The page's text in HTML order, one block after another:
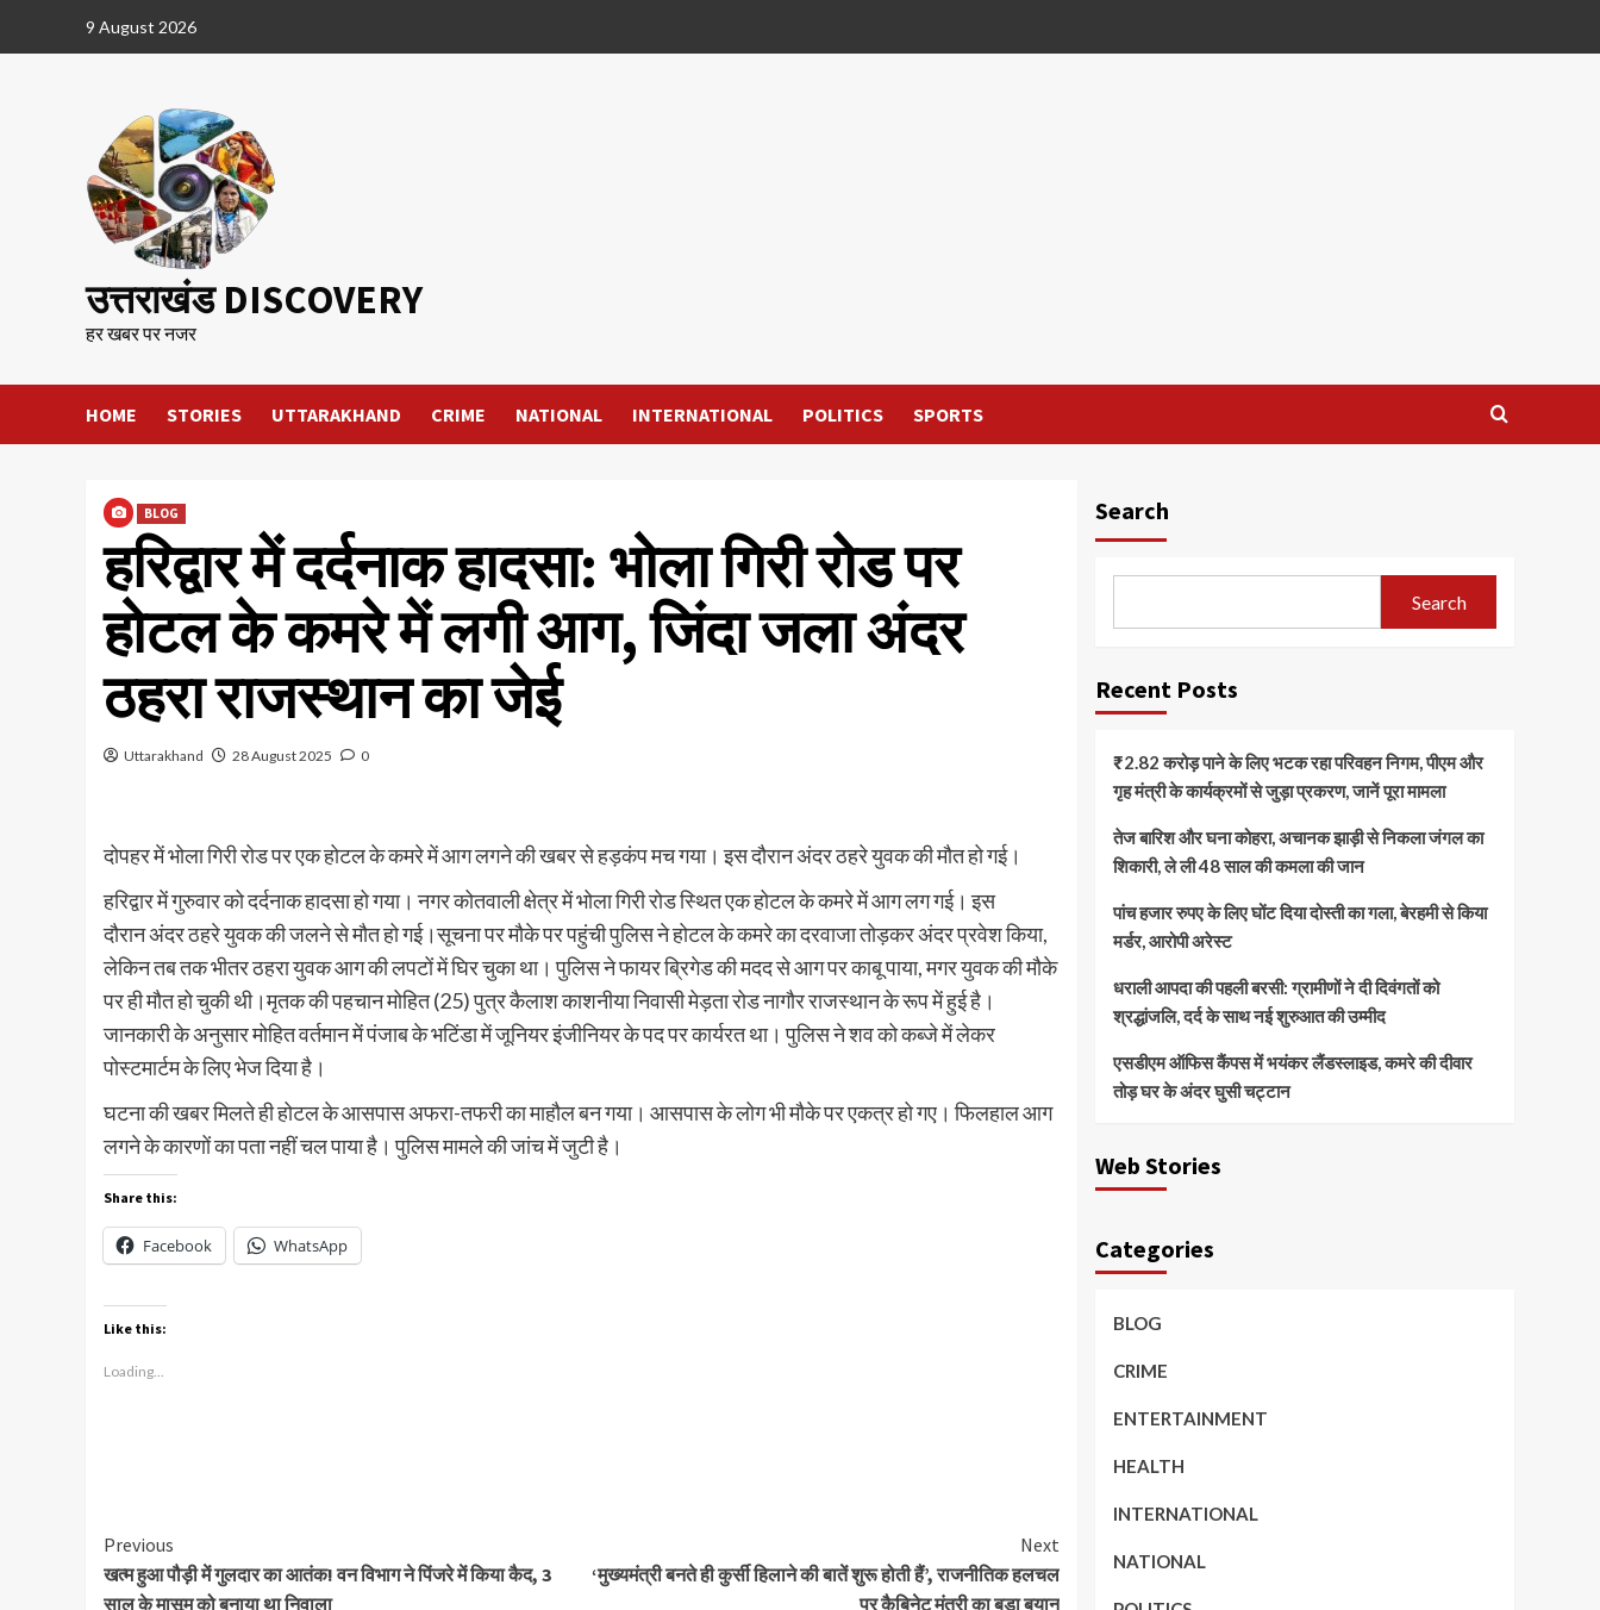
9 August 2026
उत्तराखंड DISCOVERY
हर खबर पर नजर
HOME STORIES UTTARAKHAND CRIME NATIONAL INTERNATIONAL POLITICS SPORTS
BLOG
हरिद्वार में दर्दनाक हादसा: भोला गिरी रोड पर
होटल के कमरे में लगी आग, जिंदा जला अंदर
ठहरा राजस्थान का जेई
Uttarakhand 28 August 2025 0
दोपहर में भोला गिरी रोड पर एक होटल के कमरे में आग लगने की खबर से हड़कंप मच गया। इस दौरान अंदर ठहरे युवक की मौत हो गई।
हरिद्वार में गुरुवार को दर्दनाक हादसा हो गया। नगर कोतवाली क्षेत्र में भोला गिरी रोड स्थित एक होटल के कमरे में आग लग गई। इस
दौरान अंदर ठहरे युवक की जलने से मौत हो गई।सूचना पर मौके पर पहुंची पुलिस ने होटल के कमरे का दरवाजा तोड़कर अंदर प्रवेश किया,
लेकिन तब तक भीतर ठहरा युवक आग की लपटों में घिर चुका था। पुलिस ने फायर ब्रिगेड की मदद से आग पर काबू पाया, मगर युवक की मौके
पर ही मौत हो चुकी थी।मृतक की पहचान मोहित (25) पुत्र कैलाश काशनीया निवासी मेड़ता रोड नागौर राजस्थान के रूप में हुई है।
जानकारी के अनुसार मोहित वर्तमान में पंजाब के भटिंडा में जूनियर इंजीनियर के पद पर कार्यरत था। पुलिस ने शव को कब्जे में लेकर
पोस्टमार्टम के लिए भेज दिया है।
घटना की खबर मिलते ही होटल के आसपास अफरा-तफरी का माहौल बन गया। आसपास के लोग भी मौके पर एकत्र हो गए। फिलहाल आग
लगने के कारणों का पता नहीं चल पाया है। पुलिस मामले की जांच में जुटी है।
Share this:
Facebook WhatsApp
Like this:
Loading...
Continue
Reading
Previous
खत्म हुआ पौड़ी में गुलदार का आतंक! वन विभाग ने पिंजरे में किया कैद, 3
साल के मासूम को बनाया था निवाला
Next
‘मुख्यमंत्री बनते ही कुर्सी हिलाने की बातें शुरू होती हैं’, राजनीतिक हलचल
पर कैबिनेट मंत्री का बड़ा बयान
Search
Search
Recent Posts
₹2.82 करोड़ पाने के लिए भटक रहा परिवहन निगम, पीएम और
गृह मंत्री के कार्यक्रमों से जुड़ा प्रकरण, जानें पूरा मामला
तेज बारिश और घना कोहरा, अचानक झाड़ी से निकला जंगल का
शिकारी, ले ली 48 साल की कमला की जान
पांच हजार रुपए के लिए घोंट दिया दोस्ती का गला, बेरहमी से किया
मर्डर, आरोपी अरेस्ट
धराली आपदा की पहली बरसी: ग्रामीणों ने दी दिवंगतों को
श्रद्धांजलि, दर्द के साथ नई शुरुआत की उम्मीद
एसडीएम ऑफिस कैंपस में भयंकर लैंडस्लाइड, कमरे की दीवार
तोड़ घर के अंदर घुसी चट्टान
Web Stories
Categories
BLOG
CRIME
ENTERTAINMENT
HEALTH
INTERNATIONAL
NATIONAL